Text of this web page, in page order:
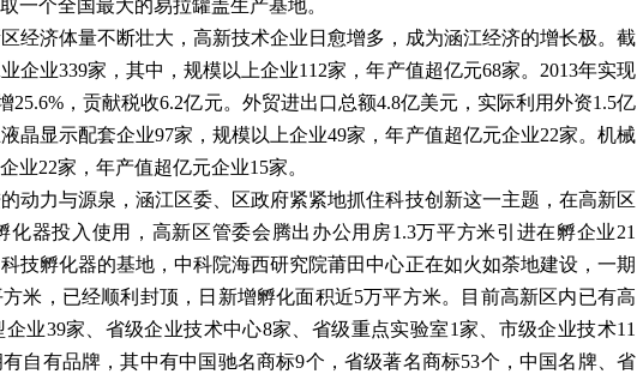
一个全国最大的易拉罐盖生产基地。
经济体量不断壮大，高新技术企业日愈增多，成为涵江经济的增长极。截
企业339家，其中，规模以上企业112家，年产值超亿元68家。2013年实现
25.6%，贡献税收6.2亿元。外贸进出口总额4.8亿美元，实际利用外资1.5亿
晶显示配套企业97家，规模以上企业49家，年产值超亿元企业22家。机械
业22家，年产值超亿元企业15家。
动力与源泉，涵江区委、区政府紧紧地抓住科技创新这一主题，在高新区
化器投入使用，高新区管委会腾出办公用房1.3万平方米引进在孵企业21
技孵化器的基地，中科院海西研究院莆田中心正在如火如荼地建设，一期
米，已经顺利封顶，日新增孵化面积近5万平方米。目前高新区内已有高
业39家、省级企业技术中心8家、省级重点实验室1家、市级企业技术11
自有品牌，其中有中国驰名商标9个，省级著名商标53个，中国名牌、省